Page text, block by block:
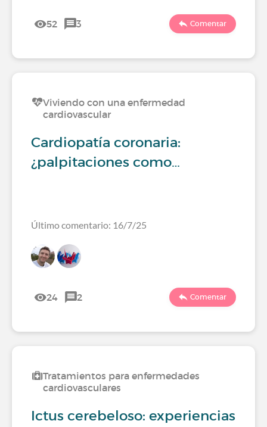
52 3 Comentar
Viviendo con una enfermedad
cardiovascular
Cardiopatía coronaria:
¿palpitaciones como…
Último comentario: 16/7/25
24 2 Comentar
Tratamientos para enfermedades
cardiovasculares
Ictus cerebeloso: experiencias